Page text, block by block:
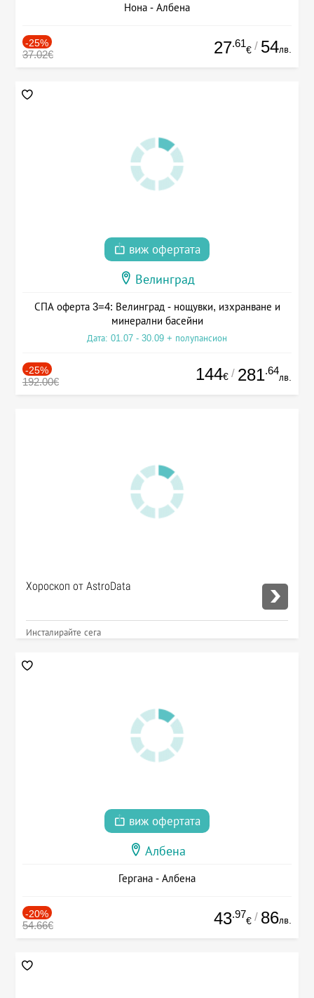
Нона - Албена
-25%
37.02€ 27.61
€ / 54лв.
виж офертата
Велинград
СПА оферта 3=4: Велинград - нощувки, изхранване и
минерални басейни
Дата: 01.07 - 30.09 + полупансион
-25%
192.00€ 144€ / 281.64
лв.
Хороскоп от AstroData
Инсталирайте сега
виж офертата
Албена
Гергана - Албена
-20%
54.66€ 43.97
€ / 86лв.